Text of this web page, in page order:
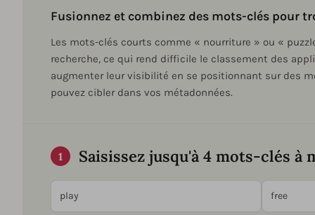
Fusionnez et combinez des mots-clés pour
Les mots-clés courts comme « nourriture » ou «
recherche, ce qui rend difficile le classement des
augmenter leur visibilité en se positionnant sur des
pouvez cibler dans vos métadonnées.
1 Saisissez jusqu'à 4 mots-clés à